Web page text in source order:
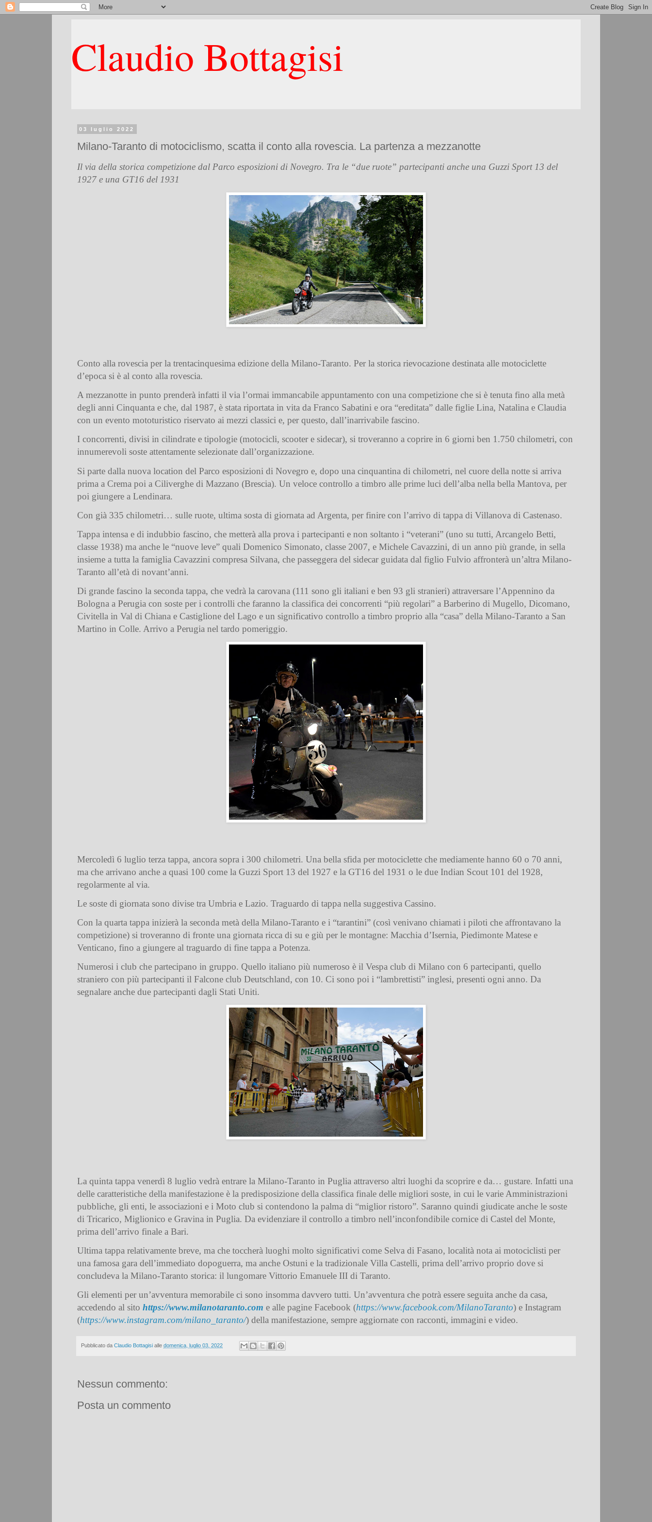
Claudio Bottagisi
03 luglio 2022
Milano-Taranto di motociclismo, scatta il conto alla rovescia. La partenza a mezzanotte
Il via della storica competizione dal Parco esposizioni di Novegro. Tra le “due ruote” partecipanti anche una Guzzi Sport 13 del
1927 e una GT16 del 1931
Conto alla rovescia per la trentacinquesima edizione della Milano-Taranto. Per la storica rievocazione destinata alle motociclette
d’epoca si è al conto alla rovescia.
A mezzanotte in punto prenderà infatti il via l’ormai immancabile appuntamento con una competizione che si è tenuta fino alla metà
degli anni Cinquanta e che, dal 1987, è stata riportata in vita da Franco Sabatini e ora “ereditata” dalle figlie Lina, Natalina e Claudia
con un evento mototuristico riservato ai mezzi classici e, per questo, dall’inarrivabile fascino.
I concorrenti, divisi in cilindrate e tipologie (motocicli, scooter e sidecar), si troveranno a coprire in 6 giorni ben 1.750 chilometri, con
innumerevoli soste attentamente selezionate dall’organizzazione.
Si parte dalla nuova location del Parco esposizioni di Novegro e, dopo una cinquantina di chilometri, nel cuore della notte si arriva
prima a Crema poi a Ciliverghe di Mazzano (Brescia). Un veloce controllo a timbro alle prime luci dell’alba nella bella Mantova, per
poi giungere a Lendinara.
Con già 335 chilometri… sulle ruote, ultima sosta di giornata ad Argenta, per finire con l’arrivo di tappa di Villanova di Castenaso.
Tappa intensa e di indubbio fascino, che metterà alla prova i partecipanti e non soltanto i “veterani” (uno su tutti, Arcangelo Betti,
classe 1938) ma anche le “nuove leve” quali Domenico Simonato, classe 2007, e Michele Cavazzini, di un anno più grande, in sella
insieme a tutta la famiglia Cavazzini compresa Silvana, che passeggera del sidecar guidata dal figlio Fulvio affronterà un’altra Milano-
Taranto all’età di novant’anni.
Di grande fascino la seconda tappa, che vedrà la carovana (111 sono gli italiani e ben 93 gli stranieri) attraversare l’Appennino da
Bologna a Perugia con soste per i controlli che faranno la classifica dei concorrenti “più regolari” a Barberino di Mugello, Dicomano,
Civitella in Val di Chiana e Castiglione del Lago e un significativo controllo a timbro proprio alla “casa” della Milano-Taranto a San
Martino in Colle. Arrivo a Perugia nel tardo pomeriggio.
Mercoledì 6 luglio terza tappa, ancora sopra i 300 chilometri. Una bella sfida per motociclette che mediamente hanno 60 o 70 anni,
ma che arrivano anche a quasi 100 come la Guzzi Sport 13 del 1927 e la GT16 del 1931 o le due Indian Scout 101 del 1928,
regolarmente al via.
Le soste di giornata sono divise tra Umbria e Lazio. Traguardo di tappa nella suggestiva Cassino.
Con la quarta tappa inizierà la seconda metà della Milano-Taranto e i “tarantini” (così venivano chiamati i piloti che affrontavano la
competizione) si troveranno di fronte una giornata ricca di su e giù per le montagne: Macchia d’Isernia, Piedimonte Matese e
Venticano, fino a giungere al traguardo di fine tappa a Potenza.
Numerosi i club che partecipano in gruppo. Quello italiano più numeroso è il Vespa club di Milano con 6 partecipanti, quello
straniero con più partecipanti il Falcone club Deutschland, con 10. Ci sono poi i “lambrettisti” inglesi, presenti ogni anno. Da
segnalare anche due partecipanti dagli Stati Uniti.
La quinta tappa venerdì 8 luglio vedrà entrare la Milano-Taranto in Puglia attraverso altri luoghi da scoprire e da… gustare. Infatti una
delle caratteristiche della manifestazione è la predisposizione della classifica finale delle migliori soste, in cui le varie Amministrazioni
pubbliche, gli enti, le associazioni e i Moto club si contendono la palma di “miglior ristoro”. Saranno quindi giudicate anche le soste
di Tricarico, Miglionico e Gravina in Puglia. Da evidenziare il controllo a timbro nell’inconfondibile cornice di Castel del Monte,
prima dell’arrivo finale a Bari.
Ultima tappa relativamente breve, ma che toccherà luoghi molto significativi come Selva di Fasano, località nota ai motociclisti per
una famosa gara dell’immediato dopoguerra, ma anche Ostuni e la tradizionale Villa Castelli, prima dell’arrivo proprio dove si
concludeva la Milano-Taranto storica: il lungomare Vittorio Emanuele III di Taranto.
Gli elementi per un’avventura memorabile ci sono insomma davvero tutti. Un’avventura che potrà essere seguita anche da casa,
accedendo al sito https://www.milanotaranto.com e alle pagine Facebook (https://www.facebook.com/MilanoTaranto) e Instagram
(https://www.instagram.com/milano_taranto/) della manifestazione, sempre aggiornate con racconti, immagini e video.
Pubblicato da Claudio Bottagisi alle domenica, luglio 03, 2022
Nessun commento:
Posta un commento